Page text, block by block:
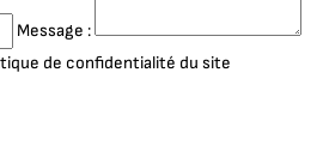
Message :
de confidentialité du site